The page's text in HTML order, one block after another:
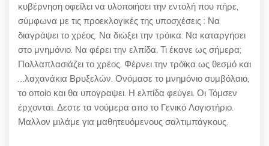
κυβέρνηση οφείλει να υλοποιήσει την εντολή που πήρε,
σύμφωνα με τις προεκλογικές της υποσχέσεις : Να
διαγράψει το χρέος. Να διώξει την τρόικα. Να καταργήσει
στο μνημόνιο. Να φέρει την ελπίδα. Τι έκανε ως σήμερα;
Πολλαπλασιάζει το χρέος. Φέρνει την τρόϊκα ως θεσμό και
…λαχανάκια Βρυξελών. Ονόμασε το μνημόνιο συμβόλαιο,
το οποίο και θα υπογραψει. Η ελπίδα φεύγει. Οι Τόμσεν
έρχονται. Δεστε τα νούμερα απο το Γενικό Λογιστήριο.
Μαλλον μιλάμε για μαθητευόμενους σαλτιμπάγκους.